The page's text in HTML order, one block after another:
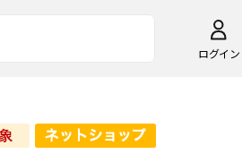
ログイン